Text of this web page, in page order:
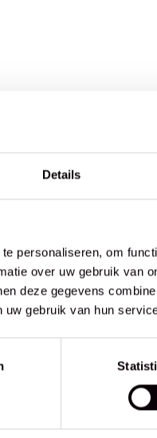
Details
personaliseren, om
over uw gebruik van
deze gegevens
gebruik van hun